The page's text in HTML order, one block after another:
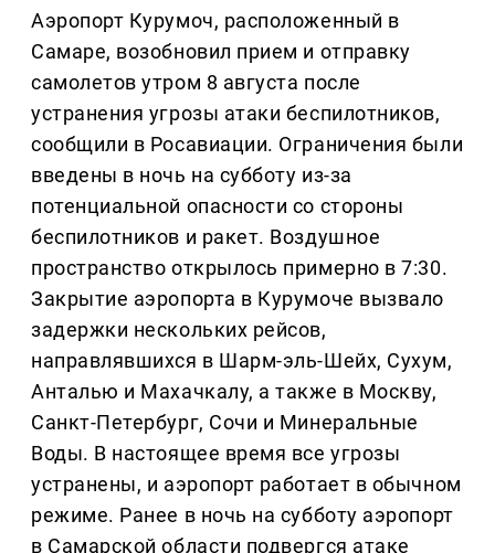
Аэропорт Курумоч, расположенный в
Самаре, возобновил прием и отправку
самолетов утром 8 августа после
устранения угрозы атаки беспилотников,
сообщили в Росавиации. Ограничения были
введены в ночь на субботу из-за
потенциальной опасности со стороны
беспилотников и ракет. Воздушное
пространство открылось примерно в 7:30.
Закрытие аэропорта в Курумоче вызвало
задержки нескольких рейсов,
направлявшихся в Шарм-эль-Шейх, Сухум,
Анталью и Махачкалу, а также в Москву,
Санкт-Петербург, Сочи и Минеральные
Воды. В настоящее время все угрозы
устранены, и аэропорт работает в обычном
режиме. Ранее в ночь на субботу аэропорт
в Самарской области подвергся атаке